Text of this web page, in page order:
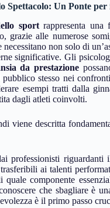
Spettacolo: Un Ponte per
sportrappresenta una
grazie alle numerose
necessitano non solo di
significative. Gli
da prestazione
pubblico stesso nei
esempi tratti dalla
dagli atleti coinvolti.
viene descritta
professionisti riguardanti
ai talenti
componente
che sbagliare è
è il primo passo